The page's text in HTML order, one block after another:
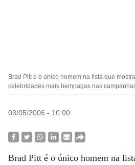
Brad Pitt é o único homem na lista que
celebridades mais bempagas nas
03/05/2006 - 10:00
Brad Pitt é o único homem na